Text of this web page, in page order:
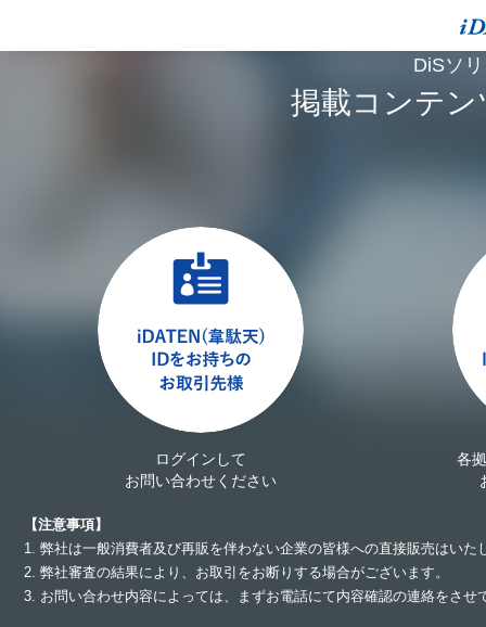
DiSソ
掲載コンテ
ログインして
お問い合わせください
各
【注意事項】
1. 弊社は一般消費者及び再販を伴わない企業の皆様への直接販売はいた
2. 弊社審査の結果により、お取引をお断りする場合がございます。
3. お問い合わせ内容によっては、まずお電話にて内容確認の連絡をさ